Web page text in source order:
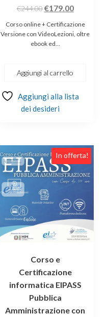
€244.00Il
prezzo
originale
era:
€179.00Il
prezzo
attuale
Corso online + Certificazione
Versione con VideoLezioni, oltre
ebook ed…
Aggiungi al carrello
Aggiungi alla lista
dei desideri
In offerta!
Corso e
Certificazione
informatica EIPASS
Pubblica
Amministrazione con